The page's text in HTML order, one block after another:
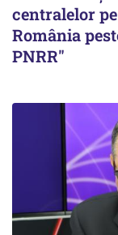
centralelor
România
PNRR"